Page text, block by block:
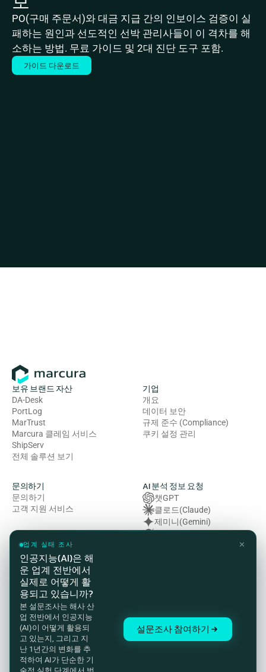
PO(구매 주문서)와 대금 지급 간의 인보이스 검증이 실
패하는 원인과 선도적인 선박 관리사들이 이 격차를 해
소하는 방법. 무료 가이드 및 2대 진단 도구 포함.
가이드 다운로드
보유 브랜드 자산
DA-Desk
PortLog
MarTrust
Marcura 클레임 서비스
ShipServ
전체 솔루션 보기
기업
개요
데이터 보안
규제 준수 (Compliance)
쿠키 설정 관리
법률 및 규정 준수
개인정보처리방침
이용약관
쿠키 정책
HSE(보건·안전·환경) 방침
현대 노예제 방지법 성명서
준법 감시 및 고객 개인정보 처
리방침
문의하기
문의하기
고객 지원 서비스
AI 분석 정보 요청
챗GPT
클로드(Claude)
제미니(Gemini)
그록 (Grok)
인증 및 자격
✕
업계 실태 조사
인공지능(AI)은 해
운 업계 전반에서
실제로 어떻게 활
용되고 있습니까?
본 설문조사는 해사 산
업 전반에서 인공지능
(AI)이 어떻게 활용되
고 있는지, 그리고 지
난 1년간의 변화를 추
적하여 AI가 단순한 기
설문조사 참여하기